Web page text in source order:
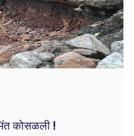
कोसळली !